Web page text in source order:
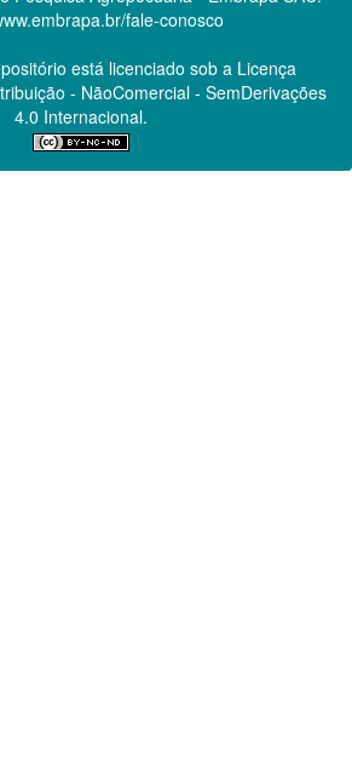
fale-conosco
está licenciado sob a Licença
- NãoComercial - SemDerivações
4.0 Internacional.